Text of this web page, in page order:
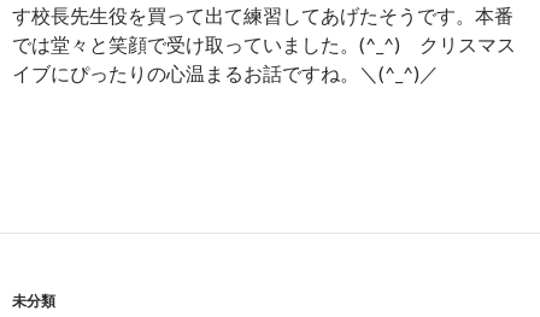
す校長先生役を買って出て練習してあげたそうです。本番
では堂々と笑顔で受け取っていました。(^_^) クリスマス
イブにぴったりの心温まるお話ですね。＼(^_^)／
未分類